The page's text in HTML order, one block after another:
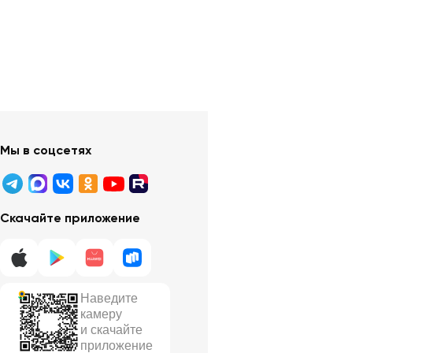
Мы в соцсетях
Скачайте приложение
Наведите
камеру
и скачайте
приложение